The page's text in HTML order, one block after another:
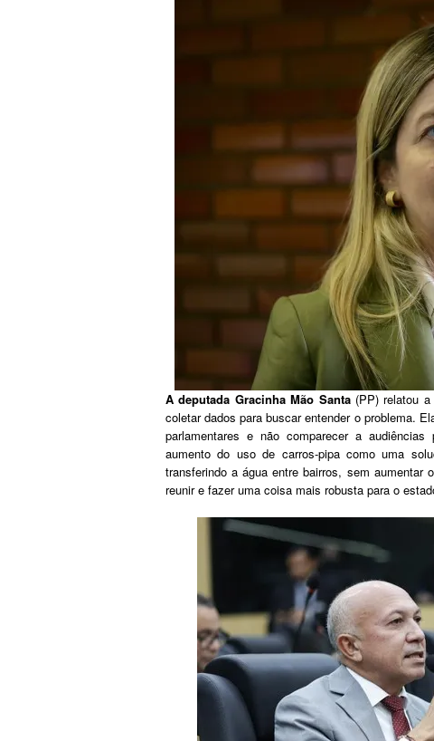
A deputada Gracinha Mão Santa(PP) relatou a
coletar dados para buscar entender o problema.
parlamentares e não comparecer a
aumento do uso de carros-pipa como uma
transferindo a água entre bairros, sem aumentar
reunir e fazer uma coisa mais robusta para o